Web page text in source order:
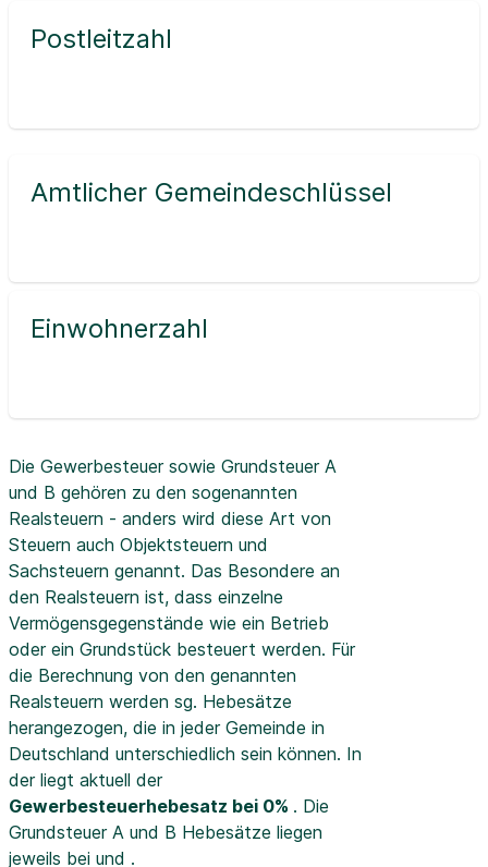
Postleitzahl
Amtlicher Gemeindeschlüssel
Einwohnerzahl
Die Gewerbesteuer sowie Grundsteuer A
und B gehören zu den sogenannten
Realsteuern - anders wird diese Art von
Steuern auch Objektsteuern und
Sachsteuern genannt. Das Besondere an
den Realsteuern ist, dass einzelne
Vermögensgegenstände wie ein Betrieb
oder ein Grundstück besteuert werden. Für
die Berechnung von den genannten
Realsteuern werden sg. Hebesätze
herangezogen, die in jeder Gemeinde in
Deutschland unterschiedlich sein können. In
der liegt aktuell der
Gewerbesteuerhebesatz bei 0% . Die
Grundsteuer A und B Hebesätze liegen
jeweils bei und .